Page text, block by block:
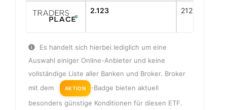
2.123 2123
Es handelt sich hierbei lediglich um eine
Auswahl einiger Online-Anbieter und keine
vollständige Liste aller Banken und Broker. Broker
mit dem
AKTION
-Badge bieten aktuell
besonders günstige Konditionen für diesen ETF.